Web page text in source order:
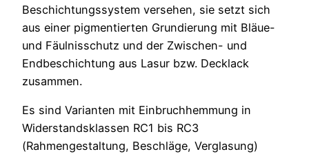
Beschichtungssystem versehen, sie setzt sich
aus einer pigmentierten Grundierung mit Bläue-
und Fäulnisschutz und der Zwischen- und
Endbeschichtung aus Lasur bzw. Decklack
zusammen.
Es sind Varianten mit Einbruchhemmung in
Widerstandsklassen RC1 bis RC3
(Rahmengestaltung, Beschläge, Verglasung)